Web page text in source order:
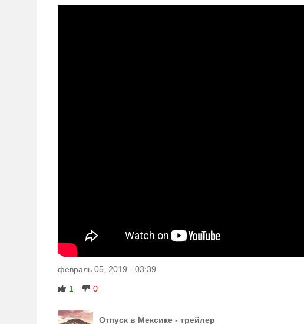
февраль 05, 2019 - 03:39
1 0
Отпуск в Мексике - трейлер